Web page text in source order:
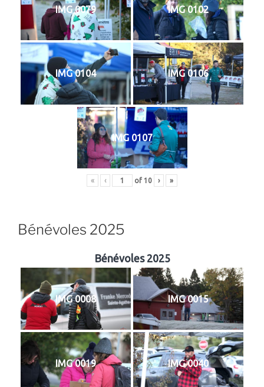
IMG 0079 IMG 0102
IMG 0104 IMG 0106
IMG 0107
« ‹ of 10 › »
Bénévoles 2025
Bénévoles 2025
IMG 0008 IMG 0015
IMG 0019 IMG 0040